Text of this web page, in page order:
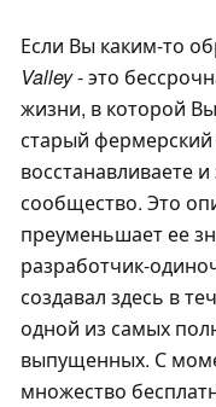
Если Вы каким-то
Valley- это
жизни, в которой
старый фермерский
восстанавливаете
сообщество. Это
преуменьшает ее
разработчик-
создавал здесь в
одной из самых
выпущенных. С
множество